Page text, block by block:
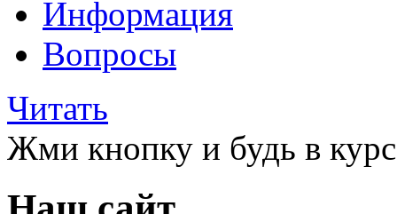
Информация
Вопросы
Читать
Жми кнопку и будь в